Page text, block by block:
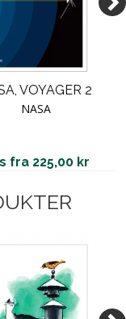
VOYAGER 2
NASA
fra 225,00 kr